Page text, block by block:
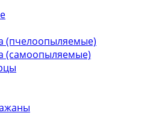
(пчелоопыляемые)
(самоопыляемые)